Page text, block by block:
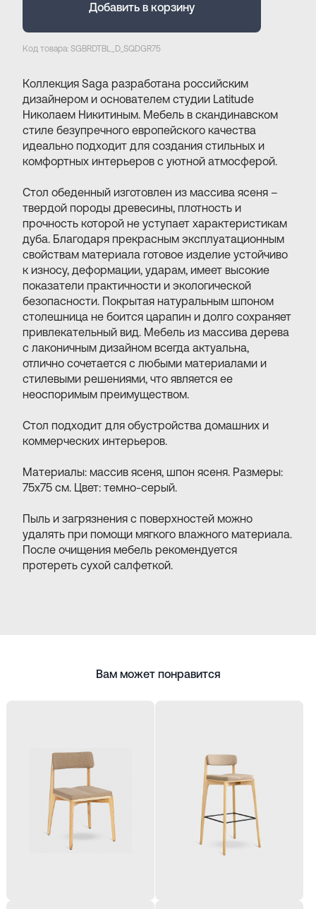
Добавить в корзину
Код товара: SGBRDTBL_D_SQDGR75
Коллекция Saga разработана российским
дизайнером и основателем студии Latitude
Николаем Никитиным. Мебель в скандинавском
стиле безупречного европейского качества
идеально подходит для создания стильных и
комфортных интерьеров с уютной атмосферой.
Cтол обеденный изготовлен из массива ясеня –
твердой породы древесины, плотность и
прочность которой не уступает характеристикам
дуба. Благодаря прекрасным эксплуатационным
свойствам материала готовое изделие устойчиво
к износу, деформации, ударам, имеет высокие
показатели практичности и экологической
безопасности. Покрытая натуральным шпоном
столешница не боится царапин и долго сохраняет
привлекательный вид. Мебель из массива дерева
с лаконичным дизайном всегда актуальна,
отлично сочетается с любыми материалами и
стилевыми решениями, что является ее
неоспоримым преимуществом.
Стол подходит для обустройства домашних и
коммерческих интерьеров.
Материалы: массив ясеня, шпон ясеня. Размеры:
75х75 см. Цвет: темно-серый.
Пыль и загрязнения с поверхностей можно
удалять при помощи мягкого влажного материала.
После очищения мебель рекомендуется
протереть сухой салфеткой.
Вам может понравится